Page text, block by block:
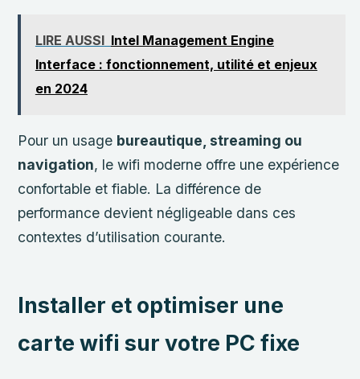
LIRE AUSSI Intel Management Engine
Interface : fonctionnement, utilité et enjeux
en 2024
Pour un usage bureautique, streaming ou
navigation, le wifi moderne offre une expérience
confortable et fiable. La différence de
performance devient négligeable dans ces
contextes d’utilisation courante.
Installer et optimiser une
carte wifi sur votre PC fixe